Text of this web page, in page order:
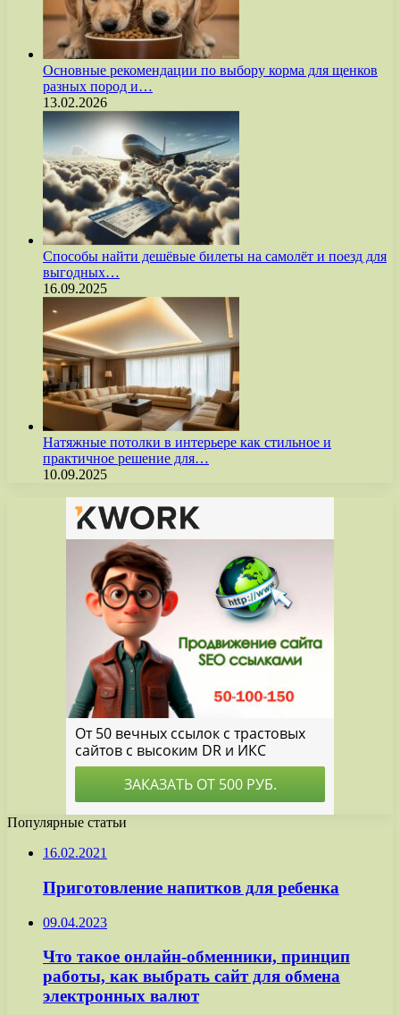
Основные рекомендации по выбору корма для щенков
разных пород и…
13.02.2026
Способы найти дешёвые билеты на самолёт и поезд для
выгодных…
16.09.2025
Натяжные потолки в интерьере как стильное и
практичное решение для…
10.09.2025
Популярные статьи
16.02.2021
Приготовление напитков для ребенка
09.04.2023
Что такое онлайн-обменники, принцип
работы, как выбрать сайт для обмена
электронных валют